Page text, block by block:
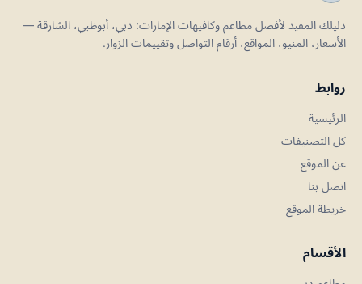
دليلك المفيد لأفضل مطاعم وكافيهات الإمارات: دبي، أبوظبي، الشارقة —
الأسعار، المنيو، المواقع، أرقام التواصل وتقييمات الزوار.
روابط
الرئيسية
كل التصنيفات
عن الموقع
اتصل بنا
خريطة الموقع
الأقسام